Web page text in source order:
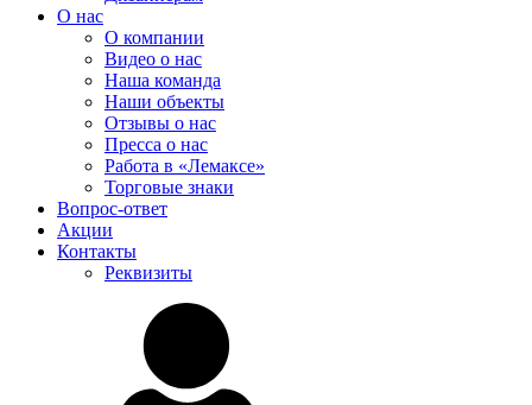
О нас
О компании
Видео о нас
Наша команда
Наши объекты
Отзывы о нас
Пресса о нас
Работа в «Лемаксе»
Торговые знаки
Вопрос-ответ
Акции
Контакты
Реквизиты